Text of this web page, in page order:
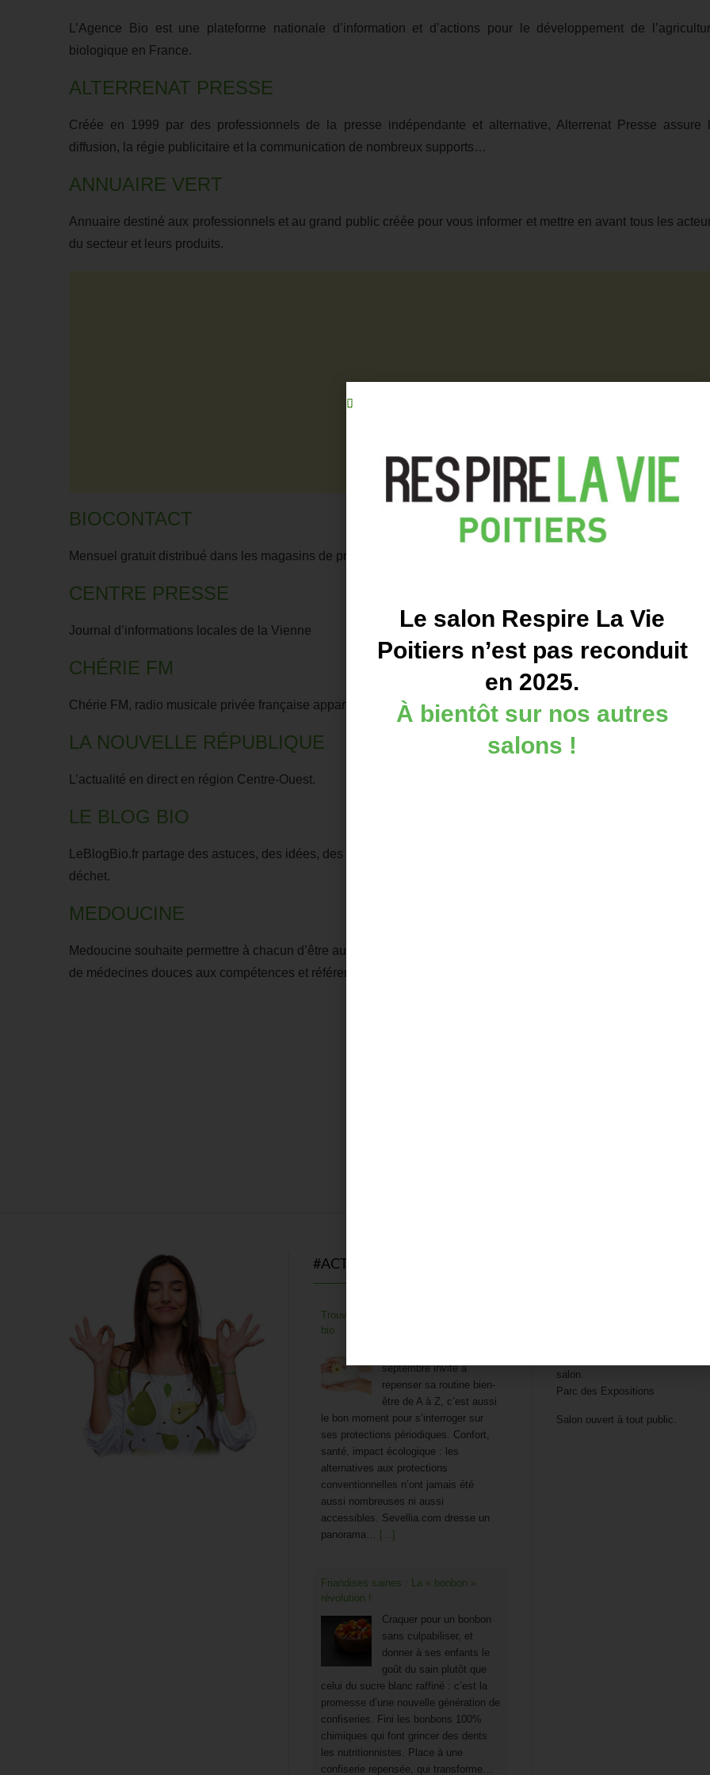
L’Agence Bio est une plateforme nationale d’information et d’actions pour le développement de
biologique en France.
ALTERRENAT PRESSE
Créée en 1999 par des professionnels de la presse indépendante et alternative, Alterrenat Presse assure
diffusion, la régie publicitaire et la communication de nombreux supports…
ANNUAIRE VERT
Annuaire destiné aux professionnels et au grand public créée pour vous informer et mettre en avant tous les
du secteur et leurs produits.
BIOCONTACT
Mensuel gratuit distribué dans les magasins de produits biologiques.
CENTRE PRESSE
Journal d’informations locales de la Vienne
CHÉRIE FM
Chérie FM, radio musicale privée française appartenant au groupe NRJ et destinée au public adulte féminin.
LA NOUVELLE RÉPUBLIQUE
L’actualité en direct en région Centre-Ouest.
LE BLOG BIO
LeBlogBio.fr partage des astuces, des idées, des trouvailles pour adopter (ou découvrir) une vie bio, saine, zéro
déchet.
MEDOUCINE
Medoucine souhaite permettre à chacun d’être au meilleur de sa santé au naturel ! Réseau national de
de médecines douces aux compétences et références vérifiées.
#ACTUS
Trouver des protections hygiéniques
bio
septembre invite à
repenser sa routine bien-
être de A à Z, c’est aussi
le bon moment pour s’interroger sur
ses protections périodiques. Confort,
santé, impact écologique : les
alternatives aux protections
conventionnelles n’ont jamais été
aussi nombreuses ni aussi
accessibles. Sevellia.com dresse un
panorama… [...]
Friandises saines : La « bonbon »
révolution !
Craquer pour un bonbon
sans culpabiliser, et
donner à ses enfants le
goût du sain plutôt que
celui du sucre blanc raffiné : c’est la
promesse d’une nouvelle génération de
confiseries. Fini les bonbons 100%
chimiques qui font grincer des dents
les nutritionnistes. Place à une
confiserie repensée, qui transforme…
salon.
Parc des Expositions
Salon ouvert à tout public.
Le salon Respire La Vie
Poitiers n’est pas reconduit
en 2025.
À bientôt sur nos autres
salons !